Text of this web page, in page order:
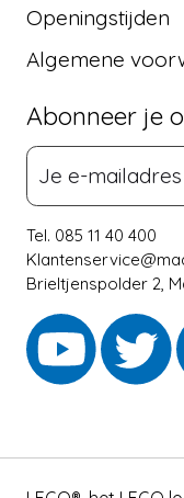
Openingstijden
Algemene
Abonneer je
Tel. 085 11 40 400
Brieltjenspolder 2,